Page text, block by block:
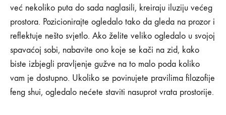
već nekoliko puta do sada naglasili, kreiraju iluziju većeg
prostora. Pozicionirajte ogledalo tako da gleda na prozor i
reflektuje nešto svjetlo. Ako želite veliko ogledalo u svojoj
spavaćoj sobi, nabavite ono koje se kači na zid, kako
biste izbjegli pravljenje gužve na to malo poda koliko
vam je dostupno. Ukoliko se povinujete pravilima filozofije
feng shui, ogledalo nećete staviti nasuprot vrata prostorije.